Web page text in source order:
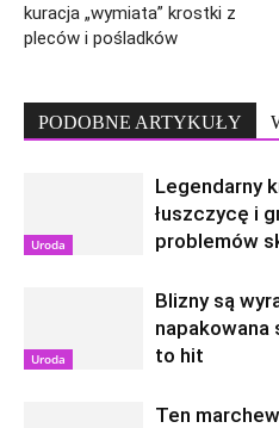
kuracja „wymiata” krostki z
pleców i pośladków
PODOBNE ARTYKUŁY
Uroda
Legendarny
łuszczycę i
problemów
Uroda
Blizny są
napakowana
to hit
Ten